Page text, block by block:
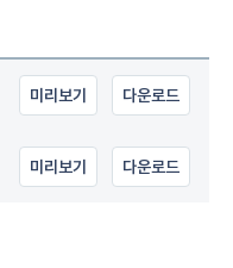
미리보기 다운로드
미리보기 다운로드